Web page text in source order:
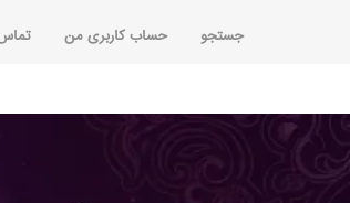
جستجو حساب کاربری من